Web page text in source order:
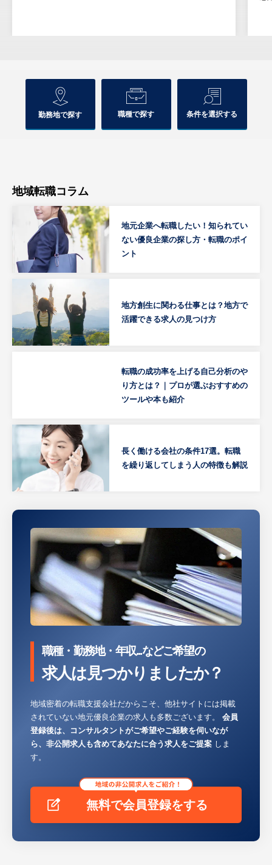
勤務地で探す 職種で探す 条件を選択する
地域転職コラム
地元企業へ転職したい！知られてい
ない優良企業の探し方・転職のポイ
ント
地方創生に関わる仕事とは？地方で
活躍できる求人の見つけ方
転職の成功率を上げる自己分析のや
り方とは？｜プロが選ぶおすすめの
ツールや本も紹介
長く働ける会社の条件17選。転職
を繰り返してしまう人の特徴も解説
職種・勤務地・年収...などご希望の
求人は見つかりましたか？
地域密着の転職支援会社だからこそ、他社サイトには掲載
されていない地元優良企業の求人も多数ございます。 会員
登録後は、コンサルタントがご希望やご経験を伺いなが
ら、非公開求人も含めてあなたに合う求人をご提案 しま
す。
無料で会員登録をする